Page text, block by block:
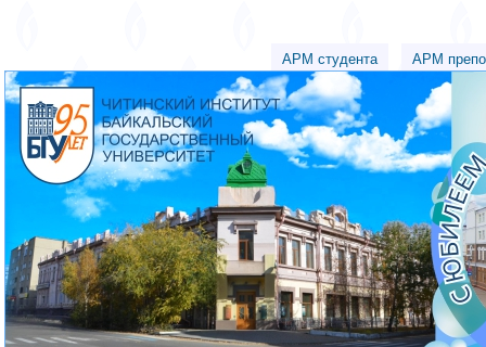
АРМ студента АРМ